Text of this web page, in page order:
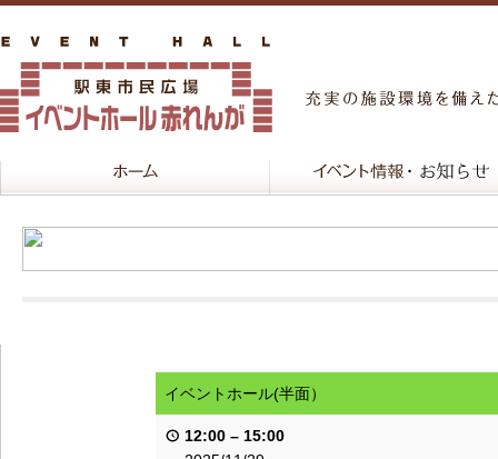
イベントホール(半面）
12:00 – 15:00